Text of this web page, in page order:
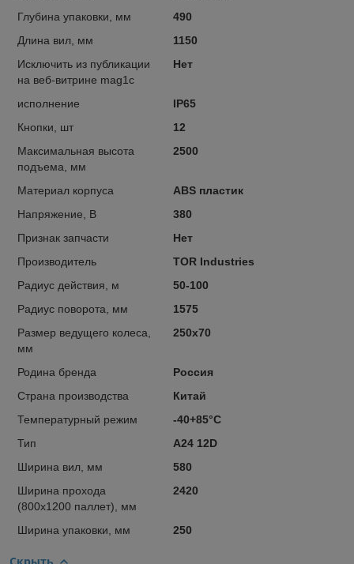
Глубина упаковки, мм
490
Длина вил, мм
1150
Исключить из публикации
на веб-витрине mag1c
Нет
исполнение
IP65
Кнопки, шт
12
Максимальная высота
подъема, мм
2500
Материал корпуса
ABS пластик
Напряжение, В
380
Признак запчасти
Нет
Производитель
TOR Industries
Радиус действия, м
50-100
Радиус поворота, мм
1575
Размер ведущего колеса,
мм
250х70
Родина бренда
Россия
Страна производства
Китай
Температурный режим
-40+85°С
Тип
A24 12D
Ширина вил, мм
580
Ширина прохода
(800х1200 паллет), мм
2420
Ширина упаковки, мм 250